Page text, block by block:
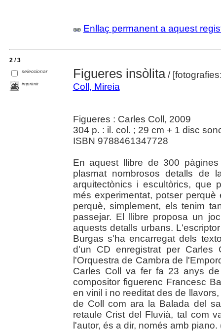
Enllaç permanent a aquest
2 / 3
seleccionar
imprimir
Figueres insòlita/
Coll, Mireia
Figueres : Carles Coll, 2009
304 p. : il. col. ; 29 cm + 1 disc
ISBN 9788461347728
En aquest llibre de 300 pàgines
plasmat nombrosos detalls de
arquitectònics i escultòrics, que
més experimentat, potser
perquè, simplement, els tenim
passejar. El llibre proposa un
aquests detalls urbans.
Burgas s'ha encarregat dels
d'un CD enregistrat per
l'Orquestra de Cambra de
Carles Coll va fer fa 23 anys
compositor figuerenc Francesc
en vinil i no reeditat des de
de Coll com ara la Balada del
retaule Crist del Fluvià, tal com
l'autor, és a dir, només amb piano.